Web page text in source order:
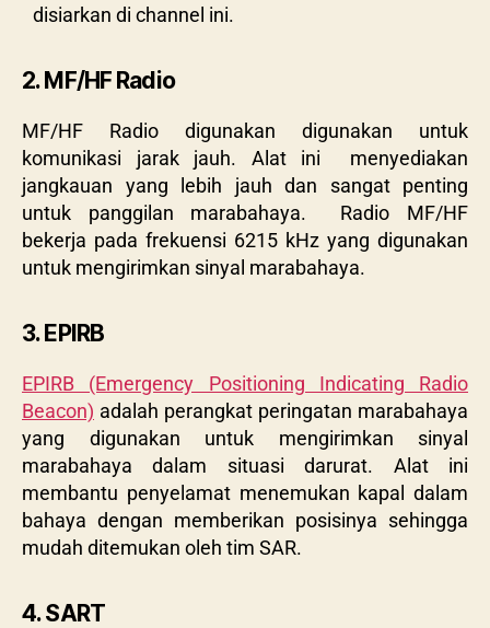
disiarkan di channel ini.
2. MF/HF Radio
MF/HF Radio digunakan digunakan untuk
komunikasi jarak jauh. Alat ini menyediakan
jangkauan yang lebih jauh dan sangat penting
untuk panggilan marabahaya. Radio MF/HF
bekerja pada frekuensi 6215 kHz yang digunakan
untuk mengirimkan sinyal marabahaya.
3. EPIRB
EPIRB (Emergency Positioning Indicating Radio
Beacon) adalah perangkat peringatan marabahaya
yang digunakan untuk mengirimkan sinyal
marabahaya dalam situasi darurat. Alat ini
membantu penyelamat menemukan kapal dalam
bahaya dengan memberikan posisinya sehingga
mudah ditemukan oleh tim SAR.
4. SART